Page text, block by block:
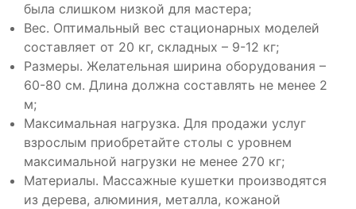
была слишком низкой для мастера;
Вес. Оптимальный вес стационарных моделей
составляет от 20 кг, складных – 9-12 кг;
Размеры. Желательная ширина оборудования –
60-80 см. Длина должна составлять не менее 2
м;
Максимальная нагрузка. Для продажи услуг
взрослым приобретайте столы с уровнем
максимальной нагрузки не менее 270 кг;
Материалы. Массажные кушетки производятся
из дерева, алюминия, металла, кожаной